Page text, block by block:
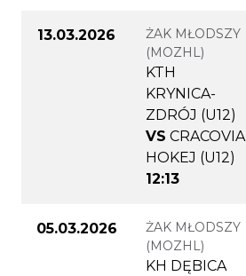
13.03.2026
ŻAK MŁODSZY
(MOZHL)
KTH
KRYNICA-
ZDRÓJ (U12)
VS CRACOVIA
HOKEJ (U12)
12:13
05.03.2026
ŻAK MŁODSZY
(MOZHL)
KH DĘBICA